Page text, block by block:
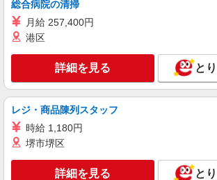
コカ・コーラ ボトラーズジャパンベンディング＿
号：85275】
仕分け・シール貼り、品出
時給1200円 【給与支給日】 当月末締め/翌月
25日払い（指定口座へお振込
茨城県古河市小堤2017-17
キープ 詳
ランスタッド株式会社 古河支店（古河事業所）
総合病院の清掃
月給 257,400円
港区
詳細を見る と
レジ・商品陳列スタッフ
時給 1,180円
堺市堺区
詳細を見る と